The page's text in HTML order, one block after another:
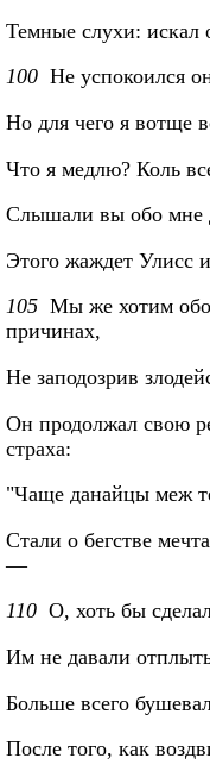
Темные слухи: искал
100 Не успокоился
Но для чего я вотще
Что я медлю? Коль
Слышали вы обо мне
Этого жаждет Улисс
105 Мы же хотим обо
причинах,
Не заподозрив
Он продолжал свою
страха:
"Чаще данайцы меж
Стали о бегстве
—
110 О, хоть бы
Им не давали
Больше всего
После того, как